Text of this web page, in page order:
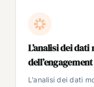
L’analisi dei
dell’engagement
L’analisi dei dati